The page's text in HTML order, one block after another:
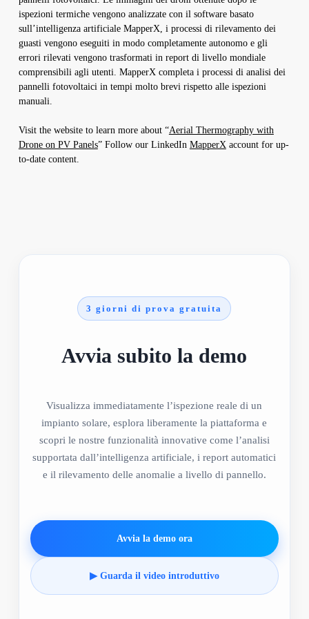
ispezioni termiche vengono analizzate con il software basato
sull’intelligenza artificiale MapperX, i processi di rilevamento dei
guasti vengono eseguiti in modo completamente autonomo e gli
errori rilevati vengono trasformati in report di livello mondiale
comprensibili agli utenti. MapperX completa i processi di analisi dei
pannelli fotovoltaici in tempi molto brevi rispetto alle ispezioni
manuali.
Visit the website to learn more about “Aerial Thermography with
Drone on PV Panels” Follow our LinkedIn MapperXaccount for up-
to-date content.
3 giorni di prova gratuita
Avvia subito la demo
Visualizza immediatamente l’ispezione reale di un
impianto solare, esplora liberamente la piattaforma e
scopri le nostre funzionalità innovative come l’analisi
supportata dall’intelligenza artificiale, i report automatici
e il rilevamento delle anomalie a livello di pannello.
Avvia la demo ora
▶ Guarda il video introduttivo